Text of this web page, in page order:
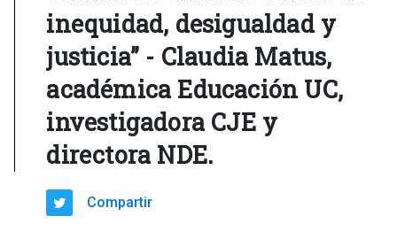
inequidad, desigualdad y
justicia” - Claudia Matus,
académica Educación UC,
investigadora CJE y
directora NDE.
Compartir